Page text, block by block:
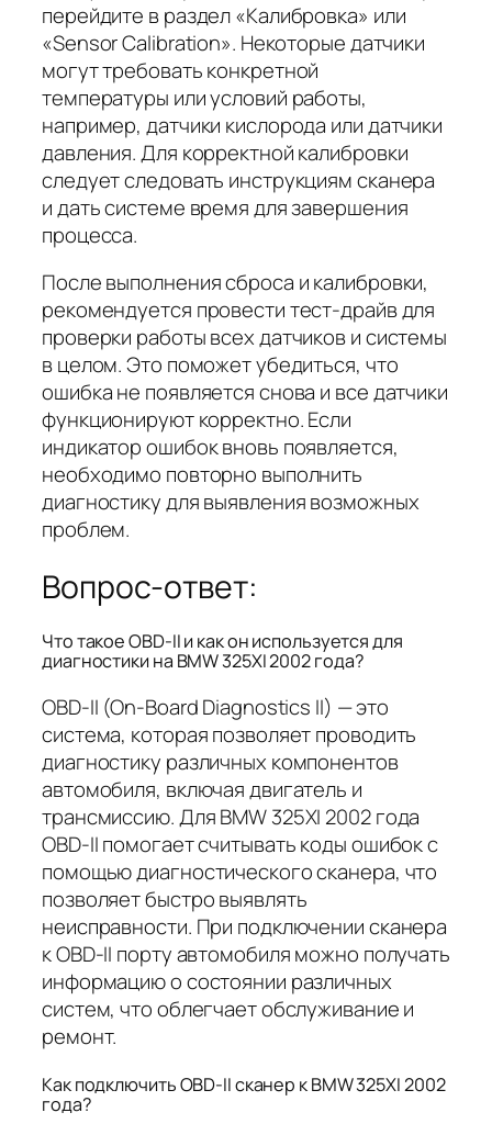
перейдите в раздел «Калибровка» или
«Sensor Calibration». Некоторые датчики
могут требовать конкретной
температуры или условий работы,
например, датчики кислорода или датчики
давления. Для корректной калибровки
следует следовать инструкциям сканера
и дать системе время для завершения
процесса.
После выполнения сброса и калибровки,
рекомендуется провести тест-драйв для
проверки работы всех датчиков и системы
в целом. Это поможет убедиться, что
ошибка не появляется снова и все датчики
функционируют корректно. Если
индикатор ошибок вновь появляется,
необходимо повторно выполнить
диагностику для выявления возможных
проблем.
Вопрос-ответ:
Что такое OBD-II и как он используется для
диагностики на BMW 325XI 2002 года?
OBD-II (On-Board Diagnostics II) — это
система, которая позволяет проводить
диагностику различных компонентов
автомобиля, включая двигатель и
трансмиссию. Для BMW 325XI 2002 года
OBD-II помогает считывать коды ошибок с
помощью диагностического сканера, что
позволяет быстро выявлять
неисправности. При подключении сканера
к OBD-II порту автомобиля можно получать
информацию о состоянии различных
систем, что облегчает обслуживание и
ремонт.
Как подключить OBD-II сканер к BMW 325XI 2002
года?